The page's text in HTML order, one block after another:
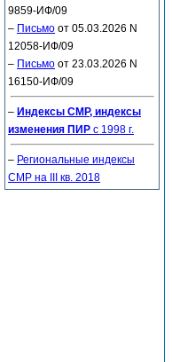
9859-ИФ/09
– Письмо от 05.03.2026 N
12058-ИФ/09
– Письмо от 23.03.2026 N
16150-ИФ/09
– Индексы СМР, индексы
изменения ПИР с 1998 г.
– Региональные индексы
СМР на III кв. 2018